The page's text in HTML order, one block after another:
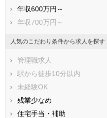
年収600万円～
年収700万円～
人気のこだわり条件から求人を探す
管理職求人
駅から徒歩10分以内
未経験OK
残業少なめ
住宅手当・補助